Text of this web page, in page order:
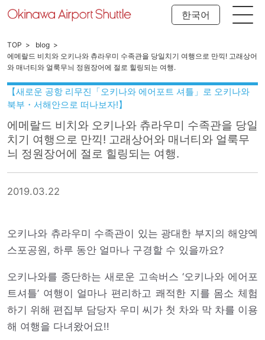
한국어
TOP
blog
에메랄드 비치와 오키나와 츄라우미 수족관을 당일치기 여행으로 만끽! 고래상어
와 매너티와 얼룩무늬 정원장어에 절로 힐링되는 여행.
【새로운 공항 리무진「오키나와 에어포트 셔틀」로 오키나와
북부・서해안으로 떠나보자!】
에메랄드 비치와 오키나와 츄라우미 수족관을 당일
치기 여행으로 만끽! 고래상어와 매너티와 얼룩무
늬 정원장어에 절로 힐링되는 여행.
2019.03.22
오키나와 츄라우미 수족관이 있는 광대한 부지의 해양엑
스포공원, 하루 동안 얼마나 구경할 수 있을까요?
오키나와를 종단하는 새로운 고속버스 ‘오키나와 에어포
트셔틀’ 여행이 얼마나 편리하고 쾌적한 지를 몸소 체험
하기 위해 편집부 담당자 우미 씨가 첫 차와 막 차를 이용
해 여행을 다녀왔어요!!